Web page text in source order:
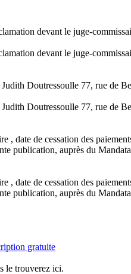
devant le juge-
devant le juge-
Doutressoulle 77, rue de
Doutressoulle 77, rue de
, date de cessation des
publication, auprès du
, date de cessation des
publication, auprès du
gratuite
le trouverez ici.